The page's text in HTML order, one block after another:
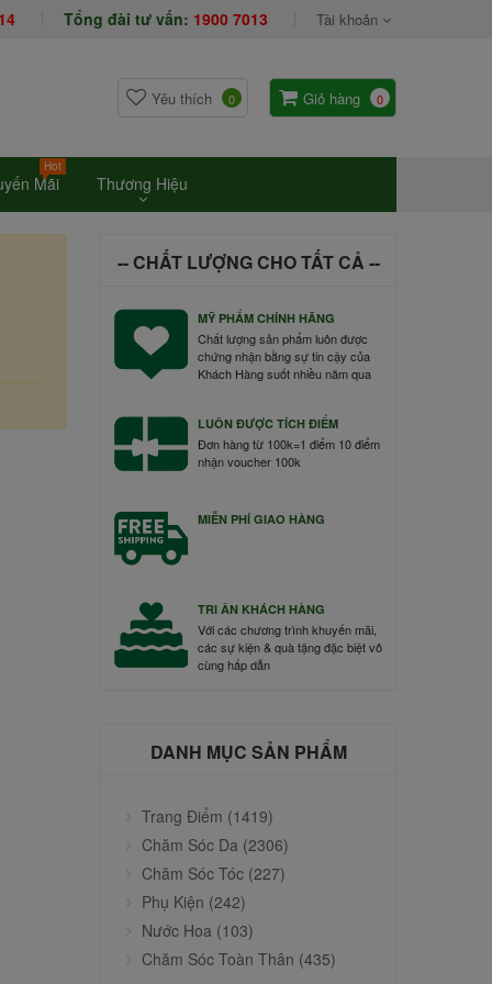
Tổng đài tư vấn: 1900 7013 Tài khoản
Yêu thích 0 Giỏ hàng 0
Mãi
Hot
Thương Hiệu
-- CHẤT LƯỢNG CHO TẤT CẢ --
MỸ PHẨM CHÍNH HÃNG
Chất lượng sản phẩm luôn được
chứng nhận bằng sự tin cậy của
Khách Hàng suốt nhiều năm qua
LUÔN ĐƯỢC TÍCH ĐIỂM
Đơn hàng từ 100k=1 điểm 10 điểm
nhận voucher 100k
MIỄN PHÍ GIAO HÀNG
TRI ÂN KHÁCH HÀNG
Với các chương trình khuyến mãi,
các sự kiện & quà tặng đặc biệt vô
cùng hấp dẫn
DANH MỤC SẢN PHẨM
Trang Điểm (1419)
Chăm Sóc Da (2306)
Chăm Sóc Tóc (227)
Phụ Kiện (242)
Nước Hoa (103)
Chăm Sóc Toàn Thân (435)